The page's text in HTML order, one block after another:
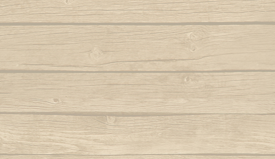
Autor : Mestre Boneco Canta
Ela e linda a Capoeira
Autor : Mestre Capu
Ela te chama (Capoeira vem)
Autor : Contra-Mestre Chicão
Eu acabei de chegar trazendo dendê
Eu quero voltar
Autor : Faisca (Grupo Candeias)
Autor :
Sou
Sou
Autor : Mestre
Tin tin